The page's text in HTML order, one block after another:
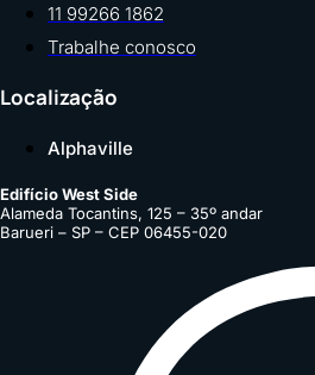
11 99266 1862
Trabalhe conosco
Localização
Alphaville
Edifício West Side
Alameda Tocantins, 125 – 35º andar
Barueri – SP – CEP 06455-020